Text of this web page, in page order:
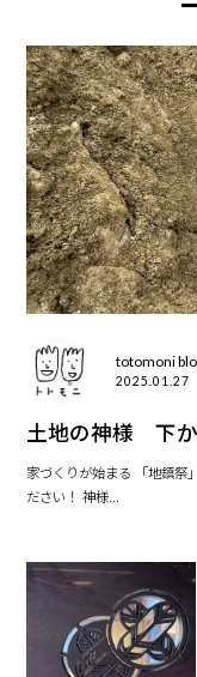
totomoni
2025.01.27
土地の神様 下
家づくりが始まる 「地鎮祭
ださい！ 神様...